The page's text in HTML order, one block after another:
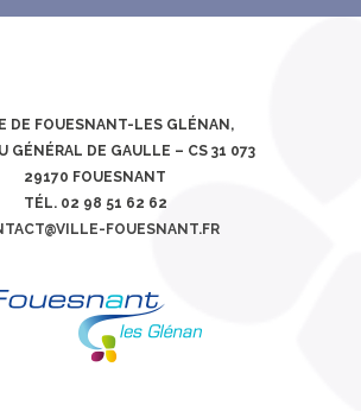
DE FOUESNANT-LES GLÉNAN,
GÉNÉRAL DE GAULLE – CS 31 073
29170 FOUESNANT
TÉL. 02 98 51 62 62
FOUESNANT.FR